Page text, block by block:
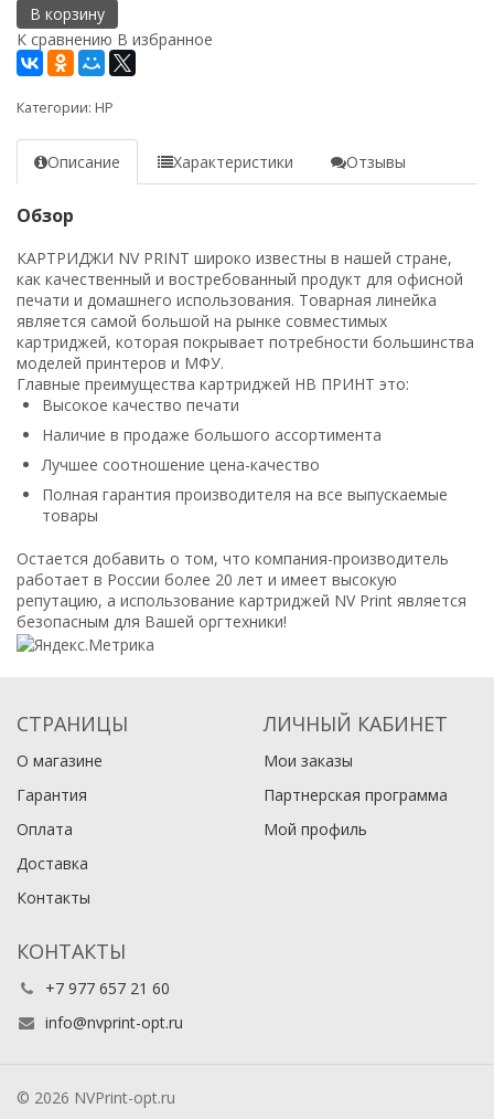
В корзину
К сравнению В избранное
Категории: HP
Описание Характеристики Отзывы
Обзор
КАРТРИДЖИ NV PRINT широко известны в нашей стране,
как качественный и востребованный продукт для офисной
печати и домашнего использования. Товарная линейка
является самой большой на рынке совместимых
картриджей, которая покрывает потребности большинства
моделей принтеров и МФУ.
Главные преимущества картриджей НВ ПРИНТ это:
Высокое качество печати
Наличие в продаже большого ассортимента
Лучшее соотношение цена-качество
Полная гарантия производителя на все выпускаемые
товары
Остается добавить о том, что компания-производитель
работает в России более 20 лет и имеет высокую
репутацию, а использование картриджей NV Print является
безопасным для Вашей оргтехники!
СТРАНИЦЫ
О магазине
Гарантия
Оплата
Доставка
Контакты
ЛИЧНЫЙ КАБИНЕТ
Мои заказы
Партнерская программа
Мой профиль
КОНТАКТЫ
+7 977 657 21 60
info@nvprint-opt.ru
© 2026 NVPrint-opt.ru